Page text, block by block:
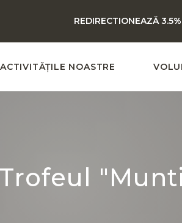
REDIRECTIONEAZĂ
ACTIVITĂȚILE NOASTRE